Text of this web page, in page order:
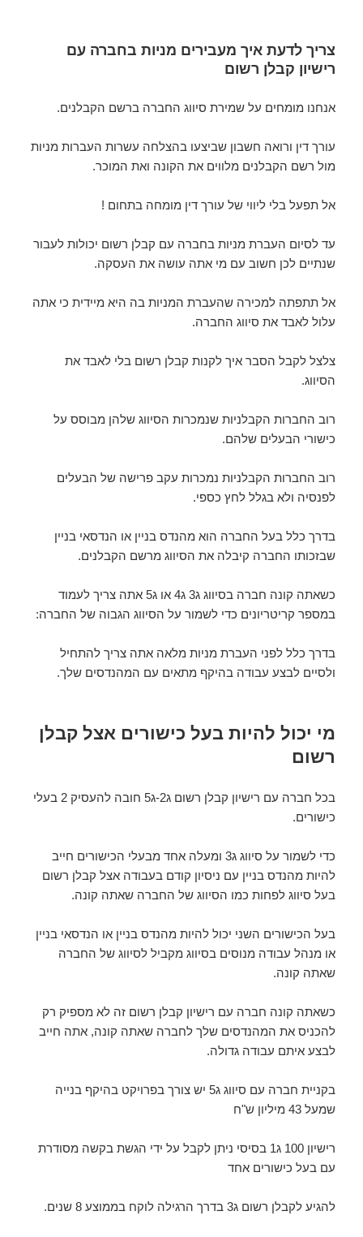
צריך לדעת איך מעבירים מניות בחברה עם
רישיון קבלן רשום
אנחנו מומחים על שמירת סיווג החברה ברשם הקבלנים.
עורך דין ורואה חשבון שביצעו בהצלחה עשרות העברות מניות
מול רשם הקבלנים מלווים את הקונה ואת המוכר.
אל תפעל בלי ליווי של עורך דין מומחה בתחום !
עד לסיום העברת מניות בחברה עם קבלן רשום יכולות לעבור
שנתיים לכן חשוב עם מי אתה עושה את העסקה.
אל תתפתה למכירה שהעברת המניות בה היא מיידית כי אתה
עלול לאבד את סיווג החברה.
צלצל לקבל הסבר איך לקנות קבלן רשום בלי לאבד את
הסיווג.
רוב החברות הקבלניות שנמכרות הסיווג שלהן מבוסס על
כישורי הבעלים שלהם.
רוב החברות הקבלניות נמכרות עקב פרישה של הבעלים
לפנסיה ולא בגלל לחץ כספי.
בדרך כלל בעל החברה הוא מהנדס בניין או הנדסאי בניין
שבזכותו החברה קיבלה את הסיווג מרשם הקבלנים.
כשאתה קונה חברה בסיווג ג3 ג4 או ג5 אתה צריך לעמוד
במספר קריטריונים כדי לשמור על הסיווג הגבוה של החברה:
בדרך כלל לפני העברת מניות מלאה אתה צריך להתחיל
ולסיים לבצע עבודה בהיקף מתאים עם המהנדסים שלך.
מי יכול להיות בעל כישורים אצל קבלן
רשום
בכל חברה עם רישיון קבלן רשום ג2-ג5 חובה להעסיק 2 בעלי
כישורים.
כדי לשמור על סיווג ג3 ומעלה אחד מבעלי הכישורים חייב
להיות מהנדס בניין עם ניסיון קודם בעבודה אצל קבלן רשום
בעל סיווג לפחות כמו הסיווג של החברה שאתה קונה.
בעל הכישורים השני יכול להיות מהנדס בניין או הנדסאי בניין
או מנהל עבודה מנוסים בסיווג מקביל לסיווג של החברה
שאתה קונה.
כשאתה קונה חברה עם רישיון קבלן רשום זה לא מספיק רק
להכניס את המהנדסים שלך לחברה שאתה קונה, אתה חייב
לבצע איתם עבודה גדולה.
בקניית חברה עם סיווג ג5 יש צורך בפרויקט בהיקף בנייה
שמעל 43 מיליון ש"ח
רישיון 100 ג1 בסיסי ניתן לקבל על ידי הגשת בקשה מסודרת
עם בעל כישורים אחד
להגיע לקבלן רשום ג3 בדרך הרגילה לוקח בממוצע 8 שנים.